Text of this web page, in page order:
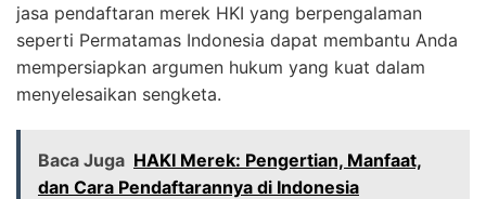
jasa pendaftaran merek HKI yang berpengalaman
seperti Permatamas Indonesia dapat membantu Anda
mempersiapkan argumen hukum yang kuat dalam
menyelesaikan sengketa.
Baca Juga HAKI Merek: Pengertian, Manfaat,
dan Cara Pendaftarannya di Indonesia